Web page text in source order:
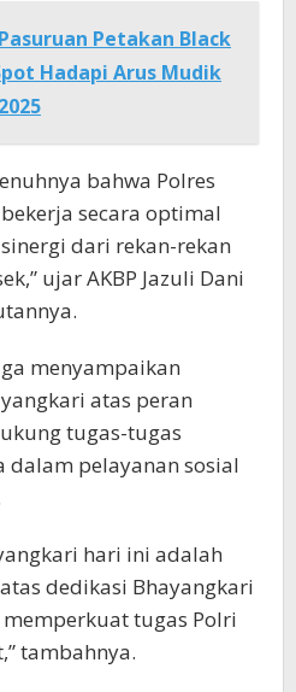
Petakan Black
Hadapi Arus Mudik
bahwa Polres
secara optimal
dari rekan-rekan
ujar AKBP Jazuli Dani
menyampaikan
atas peran
tugas-tugas
dalam pelayanan sosial
hari ini adalah
dedikasi Bhayangkari
tugas Polri
tambahnya.